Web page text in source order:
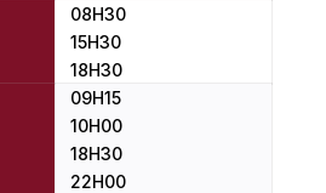
08H30
15H30
18H30
09H15
10H00
18H30
22H00